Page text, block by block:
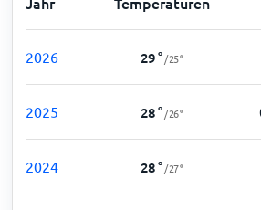
2026 29° /25°
2025 28° /26°
2024 28° /27°